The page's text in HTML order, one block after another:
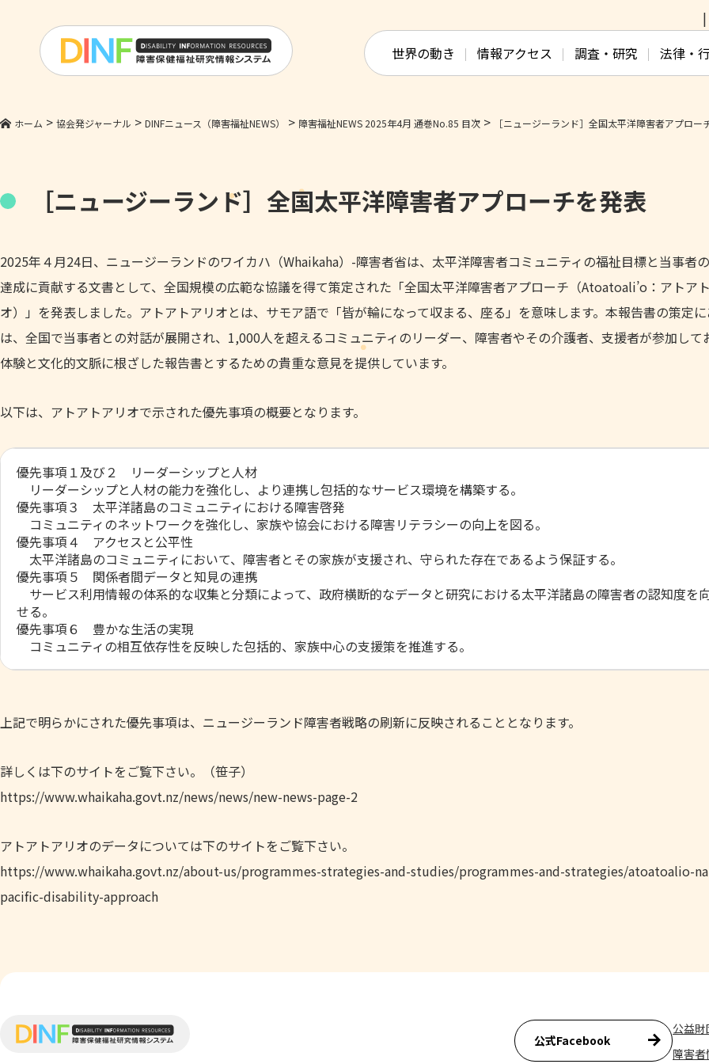
世界の動き 情報アクセス 調査・研究 法律・
ホーム > 協会発ジャーナル > DINFニュース（障害福祉NEWS） > 障害福祉NEWS 2025年4月 通巻No.85 目次 > ［ニュージーランド］全国太平洋障害者アプロー
［ニュージーランド］全国太平洋障害者アプローチを発表
2025年４月24日、ニュージーランドのワイカハ（Whaikaha）-障害者省は、太平洋障害者コミュニティの福祉目標と当事者
達成に貢献する文書として、全国規模の広範な協議を得て策定された「全国太平洋障害者アプローチ（Atoatoali’o：アトア
オ）」を発表しました。アトアトアリオとは、サモア語で「皆が輪になって収まる、座る」を意味します。本報告書の策定
は、全国で当事者との対話が展開され、1,000人を超えるコミュニティのリーダー、障害者やその介護者、支援者が参加して
体験と文化的文脈に根ざした報告書とするための貴重な意見を提供しています。
以下は、アトアトアリオで示された優先事項の概要となります。
優先事項１及び２ リーダーシップと人材
リーダーシップと人材の能力を強化し、より連携し包括的なサービス環境を構築する。
優先事項３ 太平洋諸島のコミュニティにおける障害啓発
コミュニティのネットワークを強化し、家族や協会における障害リテラシーの向上を図る。
優先事項４ アクセスと公平性
太平洋諸島のコミュニティにおいて、障害者とその家族が支援され、守られた存在であるよう保証する。
優先事項５ 関係者間データと知見の連携
サービス利用情報の体系的な収集と分類によって、政府横断的なデータと研究における太平洋諸島の障害者の認知度を
せる。
優先事項６ 豊かな生活の実現
コミュニティの相互依存性を反映した包括的、家族中心の支援策を推進する。
上記で明らかにされた優先事項は、ニュージーランド障害者戦略の刷新に反映されることとなります。
詳しくは下のサイトをご覧下さい。（笹子）
https://www.whaikaha.govt.nz/news/news/new-news-page-2
アトアトアリオのデータについては下のサイトをご覧下さい。
https://www.whaikaha.govt.nz/about-us/programmes-strategies-and-studies/programmes-and-strategies/atoatoalio-
pacific-disability-approach
公式Facebook
公益
障害